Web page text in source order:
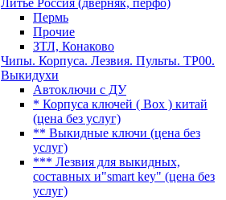
Литье Россия (дверняк, перфо)
Пермь
Прочие
ЗТЛ, Конаково
Чипы. Корпуса. Лезвия. Пульты. TP00.
Выкидухи
Автоключи с ДУ
* Корпуса ключей ( Box ) китай
(цена без услуг)
** Выкидные ключи (цена без
услуг)
*** Лезвия для выкидных,
составных и"smart key" (цена без
услуг)